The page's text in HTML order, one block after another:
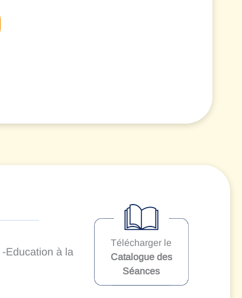
-Education à la
Télécharger le
Catalogue des
Séances